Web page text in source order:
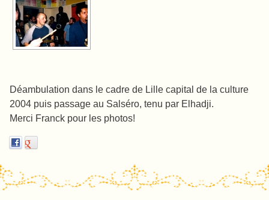
Déambulation dans le cadre de Lille capital de la culture
2004 puis passage au Salséro, tenu par Elhadji.
Merci Franck pour les photos!